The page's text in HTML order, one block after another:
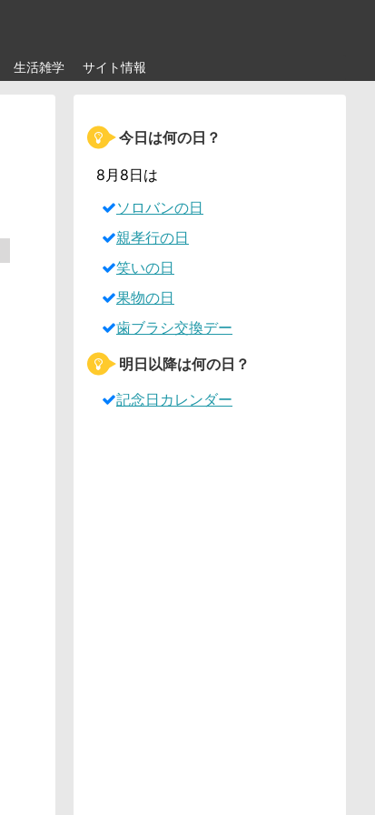
生活雑学 サイト情報
今日は何の日？
8月8日は
ソロバンの日
親孝行の日
笑いの日
果物の日
歯ブラシ交換デー
明日以降は何の日？
記念日カレンダー